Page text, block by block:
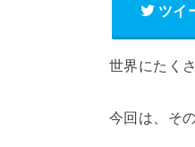
ツイ
世界にたく
今回は、そ